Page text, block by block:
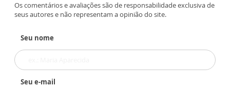
Os comentários e avaliações são de responsabilidade exclusiva de
seus autores e não representam a opinião do site.
Seu nome
Seu e-mail